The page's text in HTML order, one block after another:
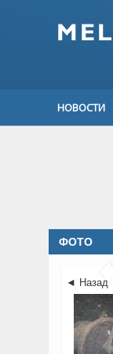
НОВОСТИ
ФОТО

◄ Назад